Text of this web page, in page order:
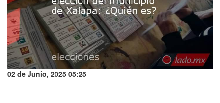
02 de Junio, 2025 05:25